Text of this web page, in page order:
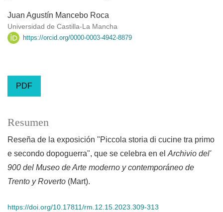
Juan Agustín Mancebo Roca
Universidad de Castilla-La Mancha
https://orcid.org/0000-0003-4942-8879
PDF
Resumen
Reseña de la exposición "Piccola storia di cucine tra primo
e secondo dopoguerra", que se celebra en el Archivio del'
900 del Museo de Arte moderno y contemporáneo de
Trento y Roverto (Mart).
https://doi.org/10.17811/rm.12.15.2023.309-313